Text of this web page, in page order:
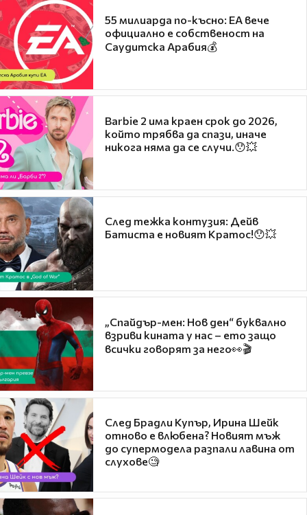
55 милиарда по-късно: EA вече
официално е собственост на
Саудитска Арабия💰
Barbie 2 има краен срок до 2026,
който трябва да спази, иначе
никога няма да се случи.😯💥
След тежка контузия: Дейв
Батиста е новият Кратос!😯💥
„Спайдър-мен: Нов ден“ буквално
взриви кината у нас – ето защо
всички говорят за него👀🎬
След Брадли Купър, Ирина Шейк
отново е влюбена? Новият мъж
до супермодела разпали лавина от
слухове🧐